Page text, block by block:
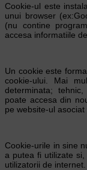
Cookie-ul este
unui browser
(nu contine
accesa informatiile
Un cookie este
cookie-ului. Mai
determinata;
poate accesa din
pe website-ul
Cookie-urile in sine
a putea fi utilizate
utilizatorii de internet.